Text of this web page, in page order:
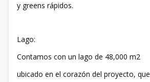
y greens rápidos.
Lago:
Contamos con un lago de 48,000 m2
ubicado en el corazón del proyecto, que